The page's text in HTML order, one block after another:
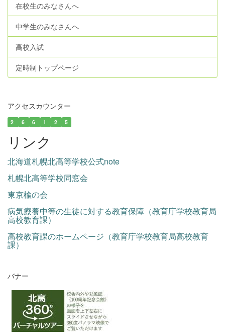
在校生のみなさんへ
中学生のみなさんへ
高校入試
定時制トップページ
アクセスカウンター
2 6 6 1 2 5
リンク
北海道札幌北高等学校公式note
札幌北高等学校同窓会
東京楡の会
病気療養中等の生徒に対する教育保障（教育庁学校教育局
高校教育課）
高校教育課のホームページ（教育庁学校教育局高校教育
課）
バナー